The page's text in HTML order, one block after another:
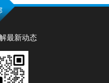
最新动态